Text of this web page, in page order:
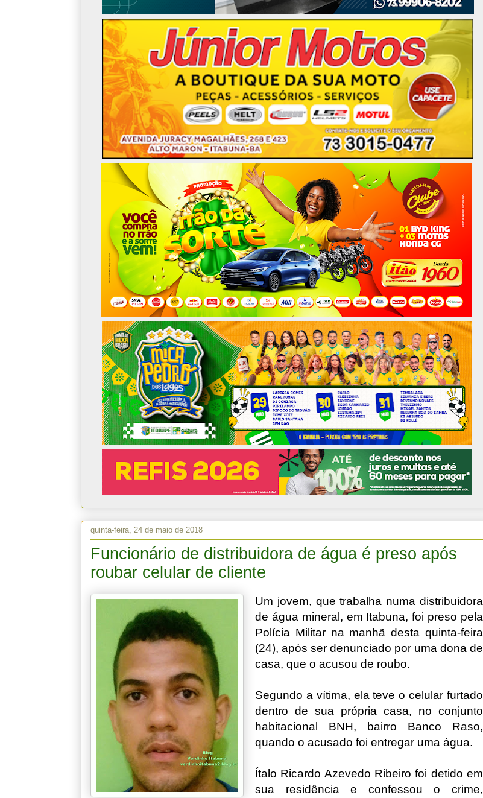
quinta-feira, 24 de maio de 2018
Funcionário de distribuidora de água é preso após
roubar celular de cliente
Um jovem, que trabalha numa distribuidora
de água mineral, em Itabuna, foi preso pela
Polícia Militar na manhã desta quinta-feira
(24), após ser denunciado por uma dona de
casa, que o acusou de roubo.
Segundo a vítima, ela teve o celular furtado
dentro de sua própria casa, no conjunto
habitacional BNH, bairro Banco Raso,
quando o acusado foi entregar uma água.
Ítalo Ricardo Azevedo Ribeiro foi detido em
sua residência e confessou o crime,